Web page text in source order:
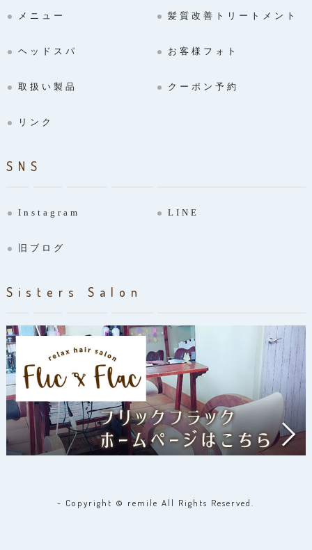
メニュー 髪質改善トリートメント
ヘッドスパ お客様フォト
取扱い製品 クーポン予約
リンク
SNS
Instagram LINE
旧ブログ
Sisters Salon
- Copyright © remile All Rights Reserved.